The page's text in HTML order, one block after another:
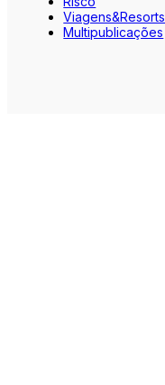
Viagens&Resorts
Multipublicações